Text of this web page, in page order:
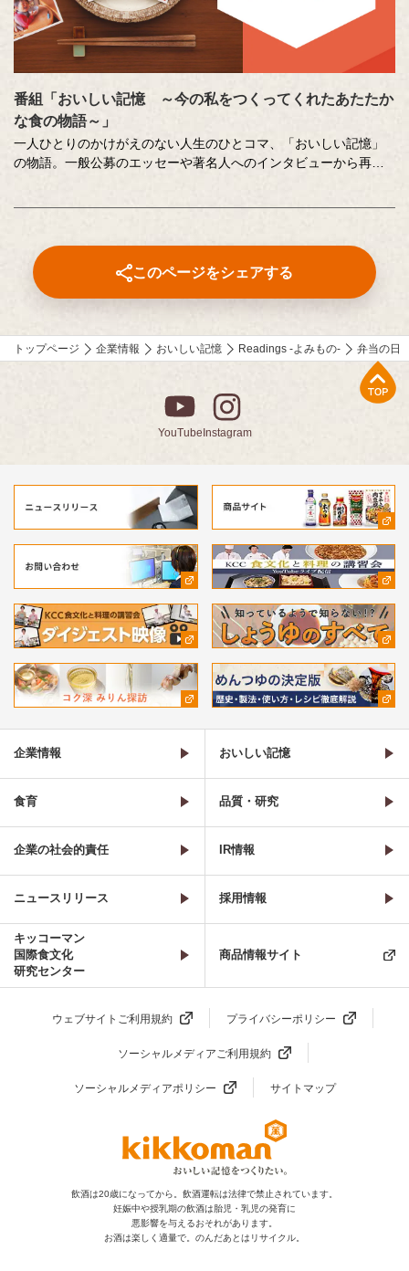
番組「おいしい記憶 ～今の私をつくってくれたあたたか
な食の物語～」
一人ひとりのかけがえのない人生のひとコマ、「おいしい記憶」
の物語。一般公募のエッセーや著名人へのインタビューから再現
ただけます。
⚫︎「伝えたい和食の技法」
近茶流嗣家（現 宗家）、博士（醸造学）、テレビ番組の料理監修
しくなる技をご紹介。
⚫︎「作家 山本一力さんが語る『おいしい記憶』」
直木賞作家で、「あなたの『おいしい記憶』をおしえてくださ
い。」エッセーコンテスト審査員の山本一力さんが、受賞作品の
読みどころなどを自ら語ります。
このページをシェアする
トップページ 企業情報 おいしい記憶 Readings -よみもの- 弁当の日
YouTubeInstagram
企業情報 おいしい記憶
食育 品質・研究
企業の社会的責任 IR情報
ニュースリリース 採用情報
キッコーマン
国際食文化
研究センター
商品情報サイト
ウェブサイトご利用規約 プライバシーポリシー
ソーシャルメディアご利用規約
ソーシャルメディアポリシー サイトマップ
飲酒は20歳になってから。飲酒運転は法律で禁止されています。
妊娠中や授乳期の飲酒は胎児・乳児の発育に
悪影響を与えるおそれがあります。
お酒は楽しく適量で。のんだあとはリサイクル。